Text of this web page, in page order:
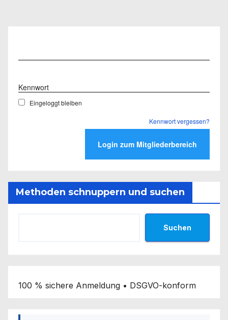
Kennwort
Eingeloggt bleiben
Kennwort vergessen?
Methoden schnuppern und suchen
Suchen
100 % sichere Anmeldung • DSGVO-konform